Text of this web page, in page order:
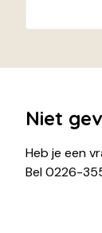
Niet
Heb je een
Bel 0226-